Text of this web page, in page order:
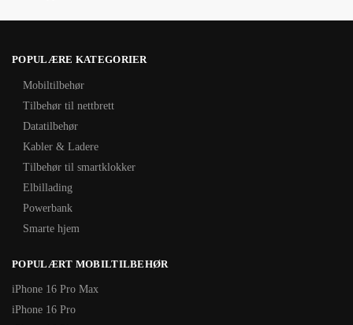
POPULÆRE KATEGORIER
Mobiltilbehør
Tilbehør til nettbrett
Datatilbehør
Kabler & Ladere
Tilbehør til smartklokker
Elbillading
Powerbank
Smarte hjem
POPULÆRT MOBILTILBEHØR
iPhone 16 Pro Max
iPhone 16 Pro